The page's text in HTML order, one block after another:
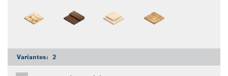
Variantes: 2